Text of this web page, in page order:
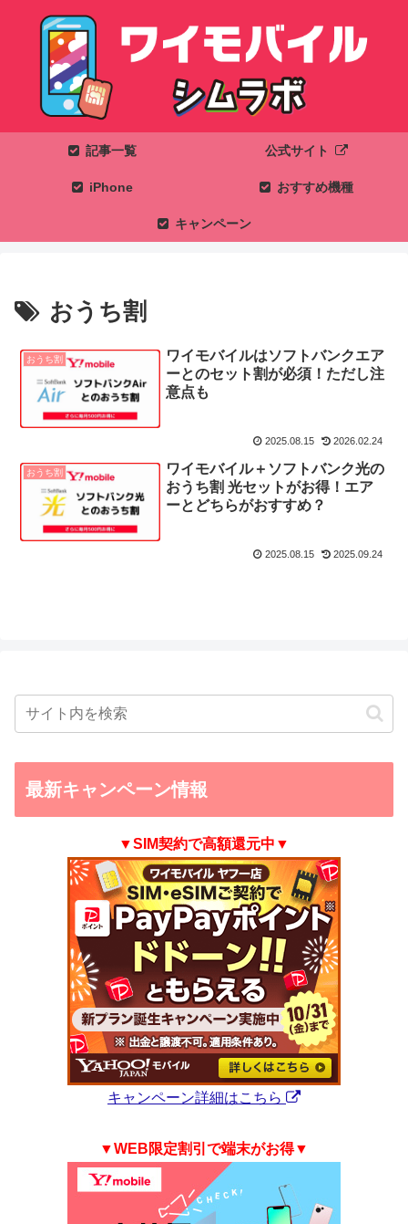
記事一覧 公式サイト
iPhone おすすめ機種
キャンペーン
おうち割
おうち割
ワイモバイルはソフトバンクエア
ーとのセット割が必須！ただし注
意点も
2025.08.15 2026.02.24
おうち割
ワイモバイル＋ソフトバンク光の
おうち割 光セットがお得！エア
ーとどちらがおすすめ？
2025.08.15 2025.09.24
最新キャンペーン情報
▼SIM契約で高額還元中▼
キャンペーン詳細はこちら
▼WEB限定割引で端末がお得▼